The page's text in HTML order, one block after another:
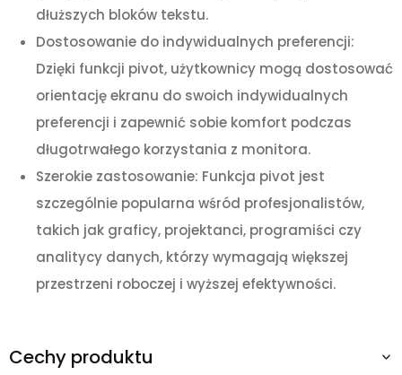
dłuższych bloków tekstu.
Dostosowanie do indywidualnych preferencji:
Dzięki funkcji pivot, użytkownicy mogą dostosować
orientację ekranu do swoich indywidualnych
preferencji i zapewnić sobie komfort podczas
długotrwałego korzystania z monitora.
Szerokie zastosowanie: Funkcja pivot jest
szczególnie popularna wśród profesjonalistów,
takich jak graficy, projektanci, programiści czy
analitycy danych, którzy wymagają większej
przestrzeni roboczej i wyższej efektywności.
Cechy produktu